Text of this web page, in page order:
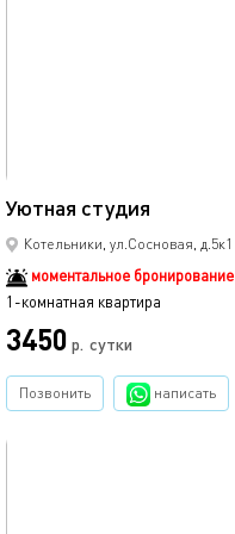
Уютная студия
Котельники, ул.Сосновая, д.5к1
моментальное бронирование
1-комнатная квартира
3450 р. сутки
Позвонить написать